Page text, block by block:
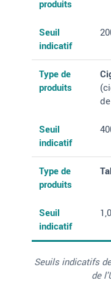
Seuils indicatifs
de
produits
Seuil
indicatif
Type de
produits
Seuil
indicatif
Type de
produits
Seuil
indicatif